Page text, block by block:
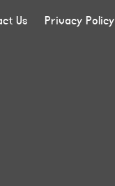
Privacy Policy
Us